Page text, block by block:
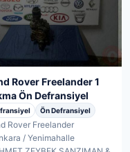
Rover Freelander 1
Ön Defransiyel
Ön Defransiyel
Rover Freelander
/ Yenimahalle